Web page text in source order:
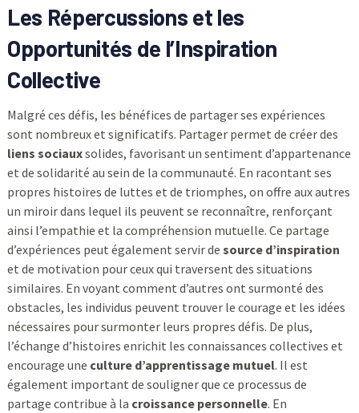
Les Répercussions et les
Opportunités de l’Inspiration
Collective
Malgré ces défis, les bénéfices de partager ses expériences
sont nombreux et significatifs. Partager permet de créer des
liens sociauxsolides, favorisant un sentiment d’appartenance
et de solidarité au sein de la communauté. En racontant ses
propres histoires de luttes et de triomphes, on offre aux autres
un miroir dans lequel ils peuvent se reconnaître, renforçant
ainsi l’empathie et la compréhension mutuelle. Ce partage
d’expériences peut également servir de source d’inspiration
et de motivation pour ceux qui traversent des situations
similaires. En voyant comment d’autres ont surmonté des
obstacles, les individus peuvent trouver le courage et les idées
nécessaires pour surmonter leurs propres défis. De plus,
l’échange d’histoires enrichit les connaissances collectives et
encourage une culture d’apprentissage mutuel. Il est
également important de souligner que ce processus de
partage contribue à la croissance personnelle. En